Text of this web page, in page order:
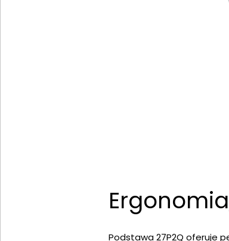
Podstawa 27P2Q oferuje